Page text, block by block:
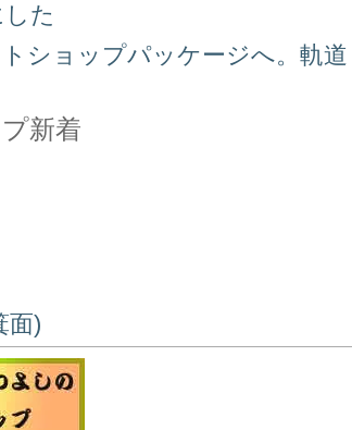
た
ショップパッケージへ。軌道
新着
面)